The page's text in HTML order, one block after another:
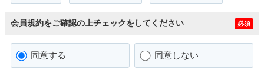
会員規約をご確認の上チェックをしてください 必須
同意する 同意しない